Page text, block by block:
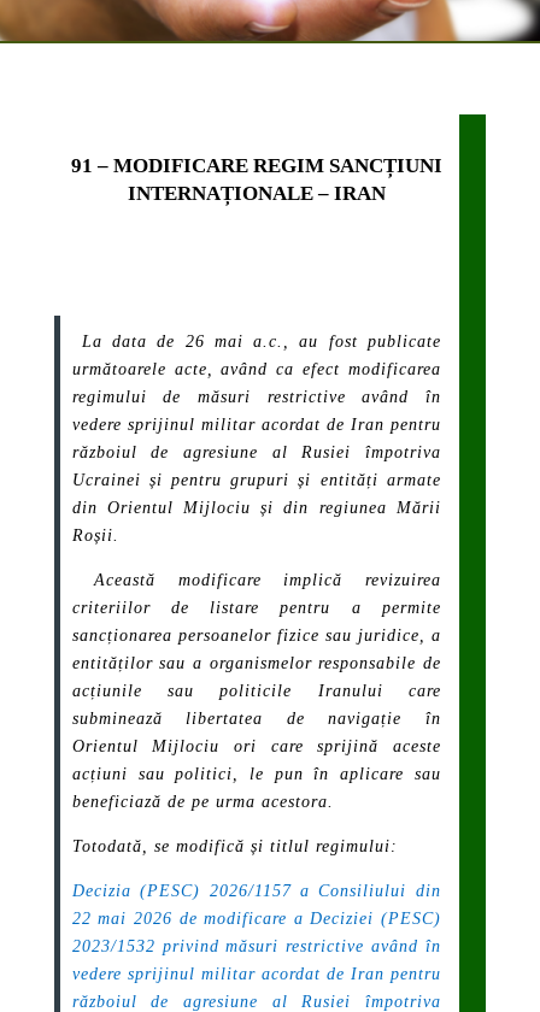
91 – MODIFICARE REGIM SANCȚIUNI
INTERNAȚIONALE – IRAN
La data de 26 mai a.c., au fost publicate
următoarele acte, având ca efect modificarea
regimului de măsuri restrictive având în
vedere sprijinul militar acordat de Iran pentru
războiul de agresiune al Rusiei împotriva
Ucrainei și pentru grupuri și entități armate
din Orientul Mijlociu și din regiunea Mării
Roșii.
Această modificare implică revizuirea
criteriilor de listare pentru a permite
sancționarea persoanelor fizice sau juridice, a
entităților sau a organismelor responsabile de
acțiunile sau politicile Iranului care
subminează libertatea de navigație în
Orientul Mijlociu ori care sprijină aceste
acțiuni sau politici, le pun în aplicare sau
beneficiază de pe urma acestora.
Totodată, se modifică și titlul regimului:
Decizia (PESC) 2026/1157 a Consiliului din
22 mai 2026 de modificare a Deciziei (PESC)
2023/1532 privind măsuri restrictive având în
vedere sprijinul militar acordat de Iran pentru
războiul de agresiune al Rusiei împotriva